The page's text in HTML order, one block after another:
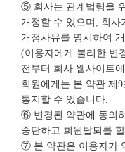
⑤ 회사는 관계법령을
개정할 수 있으며, 회사
개정사유를 명시하여
(이용자에게 불리한 변
전부터 회사 웹사이트
회원에게는 본 약관 제
통지할 수 있습니다.
⑥ 변경된 약관에 동의
중단하고 회원탈퇴를
⑦ 본 약관은 이용자가